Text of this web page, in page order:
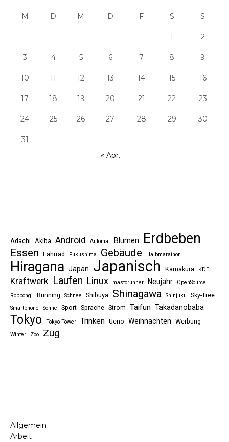
M D M D F S S
1 2
3 4 5 6 7 8 9
10 11 12 13 14 15 16
17 18 19 20 21 22 23
24 25 26 27 28 29 30
31
« Apr.
Adachi Akiba Android Automat Blumen Erdbeben
Essen Fahrrad Fukushima Gebäude Halbmarathon
Hiragana Japan Japanisch Kamakura KDE
Kraftwerk Laufen Linux mastorunner Neujahr
OpenSource
Roppongi
Running Schnee Shibuya Shinagawa Shinjuku Sky-Tree
Smartphone Sonne Sport Sprache Strom Taifun Takadanobaba
Tokyo Tokyo-Tower Trinken Ueno Weihnachten Werbung
Winter Zoo Zug
Allgemein
Arbeit